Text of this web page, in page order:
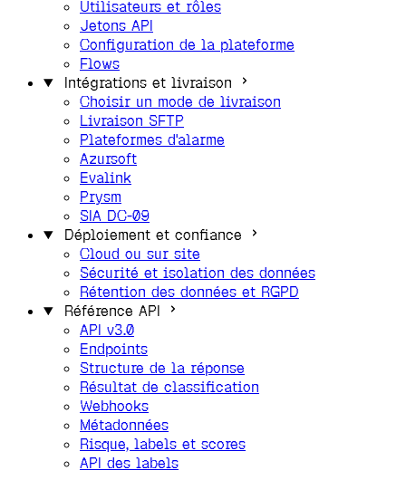
Utilisateurs et rôles
Jetons API
Configuration de la plateforme
Flows
Intégrations et livraison
Choisir un mode de livraison
Livraison SFTP
Plateformes d'alarme
Azursoft
Evalink
Prysm
SIA DC-09
Déploiement et confiance
Cloud ou sur site
Sécurité et isolation des données
Rétention des données et RGPD
Référence API
API v3.0
Endpoints
Structure de la réponse
Résultat de classification
Webhooks
Métadonnées
Risque, labels et scores
API des labels